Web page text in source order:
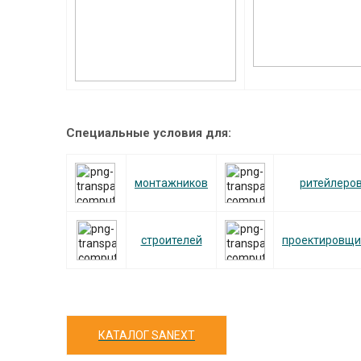
Специальные условия для:
монтажников ритейлеров
строителей
КАТАЛОГ SANEXT